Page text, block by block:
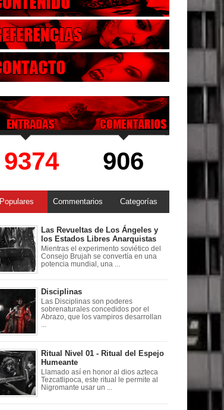
9374 906
Populares Commentarios Categorías
Las Revueltas de Los Ángeles y
los Estados Libres Anarquistas
Mientras el experimento soviético del
Consejo Brujah se convertía en una
potencia mundial, una ...
Disciplinas
Las Disciplinas son poderes
sobrenaturales concedidos por el
Abrazo, que los vampiros desarrollan
Ritual Nivel 01 - Ritual del Espejo
Humeante
Llamado así en honor al dios azteca
Tezcatlipoca, este ritual le permite al
Nigromante usar un ...